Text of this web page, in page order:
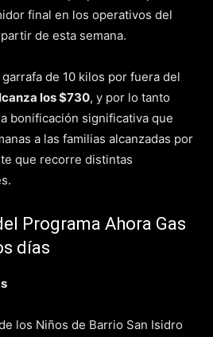
final en los operativos del
de esta semana.
de 10 kilos por fuera del
los $730, y por lo tanto
bonificación significativa que
a las familias alcanzadas por
que recorre distintas
Programa Ahora Gas
días
los Niños de Barrio San Isidro